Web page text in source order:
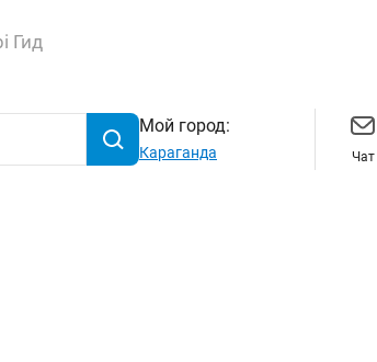
Гид
Мой город:
Караганда Чат